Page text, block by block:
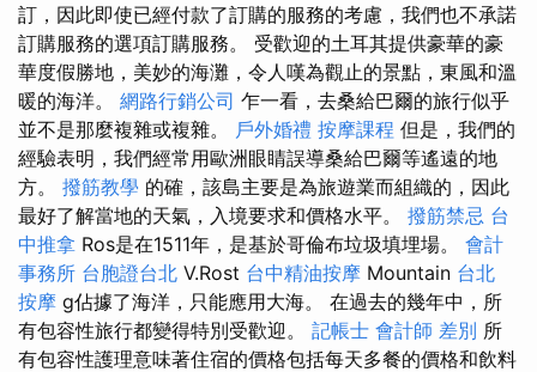
訂，因此即使已經付款了訂購的服務的考慮，我們也不承諾
訂購服務的選項訂購服務。 受歡迎的土耳其提供豪華的豪
華度假勝地，美妙的海灘，令人嘆為觀止的景點，東風和溫
暖的海洋。 網路行銷公司 乍一看，去桑給巴爾的旅行似乎
並不是那麼複雜或複雜。 戶外婚禮 按摩課程 但是，我們的
經驗表明，我們經常用歐洲眼睛誤導桑給巴爾等遙遠的地
方。 撥筋教學 的確，該島主要是為旅遊業而組織的，因此
最好了解當地的天氣，入境要求和價格水平。 撥筋禁忌 台
中推拿 Ros是在1511年，是基於哥倫布垃圾填埋場。 會計
事務所 台胞證台北 V.Rost 台中精油按摩 Mountain 台北
按摩 g佔據了海洋，只能應用大海。 在過去的幾年中，所
有包容性旅行都變得特別受歡迎。 記帳士 會計師 差別 所
有包容性護理意味著住宿的價格包括每天多餐的價格和飲料